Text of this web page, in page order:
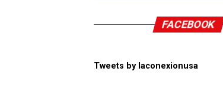
FACEBOOK
Tweets by laconexionusa